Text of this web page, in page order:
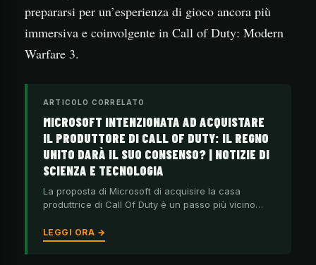
prepararsi per un’esperienza di gioco ancora più
immersiva e coinvolgente in Call of Duty: Modern
Warfare 3.
ARTICOLO CORRELATO
MICROSOFT INTENZIONATA AD ACQUISTARE
IL PRODUTTORE DI CALL OF DUTY: IL REGNO
UNITO DARÀ IL SUO CONSENSO? | NOTIZIE DI
SCIENZA E TECNOLOGIA
La proposta di Microsoft di acquisire la casa
produttrice di Call Of Duty è un passo più vicino…
LEGGI ORA →